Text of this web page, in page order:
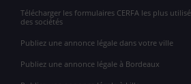
Télécharger les formulaires CERFA les plus
des sociétés
Publiez une annonce légale dans votre ville
Publiez une annonce légale à Bordeaux